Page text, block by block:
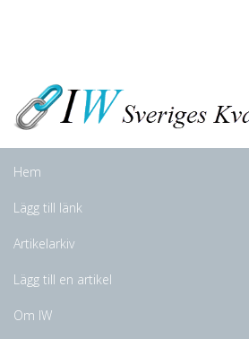
Hem
Lägg till länk
Artikelarkiv
Lägg till en artikel
Om IW